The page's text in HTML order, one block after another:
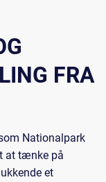
FRA
Nationalpark
at tænke på
et